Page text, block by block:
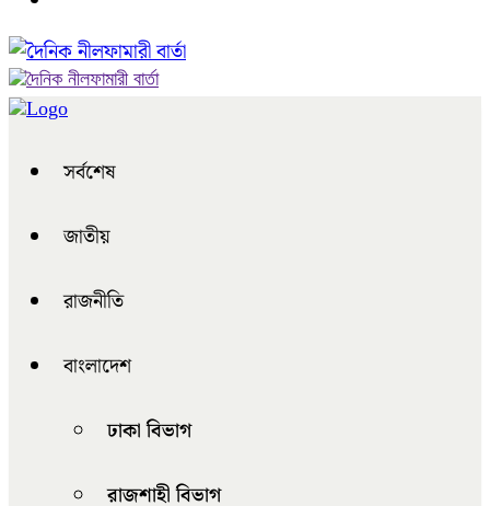
সর্বশেষ
জাতীয়
রাজনীতি
বাংলাদেশ
ঢাকা বিভাগ
রাজশাহী বিভাগ